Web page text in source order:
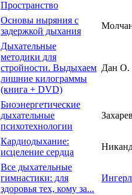
Пространство
Основы ныряния с
задержкой дыхания
Дыхательные
методики для
стройности. Выдыхаем
лишние килограммы
(книга + DVD)
Дан О.
Биоэнергетические
дыхательные
психотехнологии
Кардиодыхание:
исцеление сердца
Все дыхательные
гимнастики: для
здоровья тех, кому за...